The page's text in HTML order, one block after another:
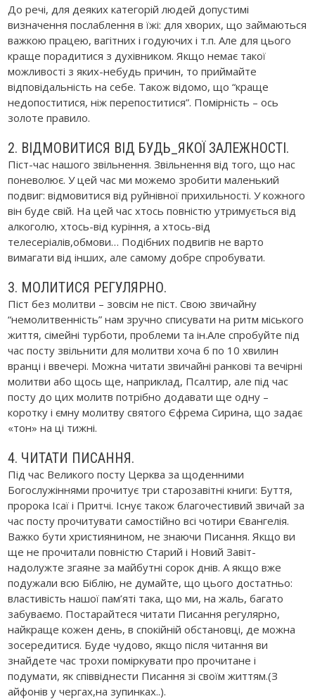
До речі, для деяких категорій людей допустимі
визначення послаблення в їжі: для хворих, що займаються
важкою працею, вагітних і годуючих і т.п. Але для цього
краще порадитися з духівником. Якщо немає такої
можливості з яких-небудь причин, то приймайте
відповідальність на себе. Також відомо, що “краще
недопоститися, ніж перепоститися”. Помірність – ось
золоте правило.
2. ВІДМОВИТИСЯ ВІД БУДЬ_ЯКОЇ ЗАЛЕЖНОСТІ.
Піст-час нашого звільнення. Звільнення від того, що нас
поневолює. У цей час ми можемо зробити маленький
подвиг: відмовитися від руйнівної прихильності. У кожного
він буде свій. На цей час хтось повністю утримується від
алкоголю, хтось-від куріння, а хтось-від
телесеріалів,обмови… Подібних подвигів не варто
вимагати від інших, але самому добре спробувати.
3. МОЛИТИСЯ РЕГУЛЯРНО.
Піст без молитви – зовсім не піст. Свою звичайну
“немолитвенність” нам зручно списувати на ритм міського
життя, сімейні турботи, проблеми та ін.Але спробуйте під
час посту звільнити для молитви хоча б по 10 хвилин
вранці і ввечері. Можна читати звичайні ранкові та вечірні
молитви або щось ще, наприклад, Псалтир, але під час
посту до цих молитв потрібно додавати ще одну –
коротку і ємну молитву святого Єфрема Сирина, що задає
«тон» на ці тижні.
4. ЧИТАТИ ПИСАННЯ.
Під час Великого посту Церква за щоденними
Богослужіннями прочитує три старозавітні книги: Буття,
пророка Ісаї і Притчі. Існує також благочестивий звичай за
час посту прочитувати самостійно всі чотири Євангелія.
Важко бути християнином, не знаючи Писання. Якщо ви
ще не прочитали повністю Старий і Новий Завіт-
надолужте згаяне за майбутні сорок днів. А якщо вже
подужали всю Біблію, не думайте, що цього достатньо:
властивість нашої пам’яті така, що ми, на жаль, багато
забуваємо. Постарайтеся читати Писання регулярно,
найкраще кожен день, в спокійній обстановці, де можна
зосередитися. Буде чудово, якщо після читання ви
знайдете час трохи поміркувати про прочитане і
подумати, як співвіднести Писання зі своїм життям.(З
айфонів у чергах,на зупинках..).